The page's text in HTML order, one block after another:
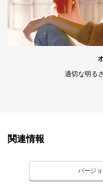
適切な明る
関連情報
バージ